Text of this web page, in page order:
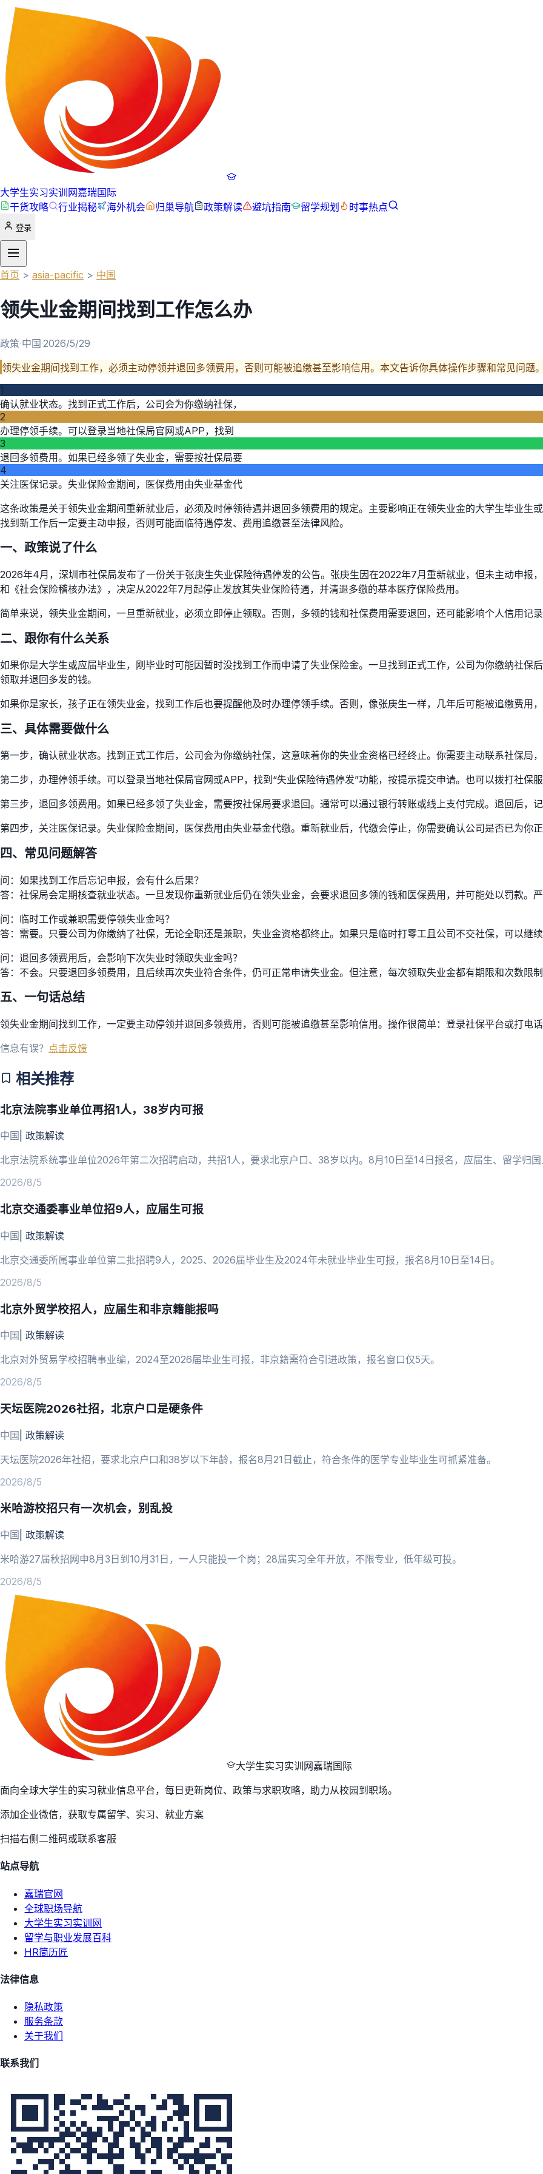
大学生实习实训网嘉瑞国际
干货攻略
行业揭秘 海外机会 归巢导航 政策解读 避坑指南 留学规划 时事热点
登录
首页 > asia-pacific > 中国
领失业金期间找到工作怎么办
政策·中国·2026/5/29
领失业金期间找到工作，必须主动停领并退回多领费用，否则可能被追缴甚至影响信用。本文告诉你具体操作步骤和常见问题。
1
确认就业状态。找到正式工作后，公司会为你缴纳社保，
2
办理停领手续。可以登录当地社保局官网或APP，找到
3
退回多领费用。如果已经多领了失业金，需要按社保局要
4
关注医保记录。失业保险金期间，医保费用由失业基金代
这条政策是关于领失业金期间重新就业后，必须及时停领待遇并退回多领费用的规定。主要影响正在领失业金的大学生毕业生
找到新工作后一定要主动申报，否则可能面临待遇停发、费用追缴甚至法律风险。
一、政策说了什么
2026年4月，深圳市社保局发布了一份关于张庚生失业保险待遇停发的公告。张庚生因在2022年7月重新就业，但未主动申报
和《社会保险稽核办法》，决定从2022年7月起停止发放其失业保险待遇，并清退多缴的基本医疗保险费用。
简单来说，领失业金期间，一旦重新就业，必须立即停止领取。否则，多领的钱和社保费用需要退回，还可能影响个人信用记录
二、跟你有什么关系
如果你是大学生或应届毕业生，刚毕业时可能因暂时没找到工作而申请了失业保险金。一旦找到正式工作，公司为你缴纳社保
领取并退回多发的钱。
如果你是家长，孩子正在领失业金，找到工作后也要提醒他及时办理停领手续。否则，像张庚生一样，几年后可能被追缴费用，
三、具体需要做什么
第一步，确认就业状态。找到正式工作后，公司会为你缴纳社保，这意味着你的失业金资格已经终止。你需要主动联系社保局，
第二步，办理停领手续。可以登录当地社保局官网或APP，找到“失业保险待遇停发”功能，按提示提交申请。也可以拨打社保服
第三步，退回多领费用。如果已经多领了失业金，需要按社保局要求退回。通常可以通过银行转账或线上支付完成。退回后，记
第四步，关注医保记录。失业保险金期间，医保费用由失业基金代缴。重新就业后，代缴会停止，你需要确认公司是否已为你
四、常见问题解答
问：如果找到工作后忘记申报，会有什么后果？
答：社保局会定期核查就业状态。一旦发现你重新就业后仍在领失业金，会要求退回多领的钱和医保费用，并可能处以罚款。
问：临时工作或兼职需要停领失业金吗？
答：需要。只要公司为你缴纳了社保，无论全职还是兼职，失业金资格都终止。如果只是临时打零工且公司不交社保，可以继
问：退回多领费用后，会影响下次失业时领取失业金吗？
答：不会。只要退回多领费用，且后续再次失业符合条件，仍可正常申请失业金。但注意，每次领取失业金都有期限和次数限制
五、一句话总结
领失业金期间找到工作，一定要主动停领并退回多领费用，否则可能被追缴甚至影响信用。操作很简单：登录社保平台或打电话
信息有误？ 点击反馈
相关推荐
北京法院事业单位再招1人，38岁内可报
中国 政策解读
北京法院系统事业单位2026年第二次招聘启动，共招1人，要求北京户口、38岁以内。8月10日至14日报名，应届生、留学归国
2026/8/5
北京交通委事业单位招9人，应届生可报
中国 政策解读
北京交通委所属事业单位第二批招聘9人，2025、2026届毕业生及2024年未就业毕业生可报，报名8月10日至14日。
2026/8/5
北京外贸学校招人，应届生和非京籍能报吗
中国 政策解读
北京对外贸易学校招聘事业编，2024至2026届毕业生可报，非京籍需符合引进政策，报名窗口仅5天。
2026/8/5
天坛医院2026社招，北京户口是硬条件
中国 政策解读
天坛医院2026年社招，要求北京户口和38岁以下年龄，报名8月21日截止，符合条件的医学专业毕业生可抓紧准备。
2026/8/5
米哈游校招只有一次机会，别乱投
中国 政策解读
米哈游27届秋招网申8月3日到10月31日，一人只能投一个岗；28届实习全年开放，不限专业，低年级可投。
2026/8/5
大学生实习实训网嘉瑞国际
面向全球大学生的实习就业信息平台，每日更新岗位、政策与求职攻略，助力从校园到职场。
添加企业微信，获取专属留学、实习、就业方案
扫描右侧二维码或联系客服
站点导航
嘉瑞官网
全球职场导航
大学生实习实训网
留学与职业发展百科
HR简历匠
法律信息
隐私政策
服务条款
关于我们
联系我们